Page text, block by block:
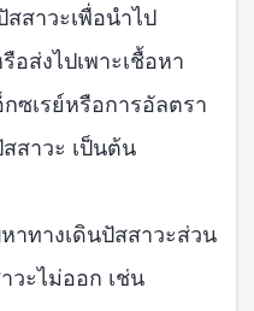
สาวะเพื่อนำไป
ส่งไปเพาะเชื้อหา
ซเรย์หรือการอัลตรา
สาวะ เป็นต้น
าทางเดินปัสสาวะส่วน
วะไม่ออก เช่น